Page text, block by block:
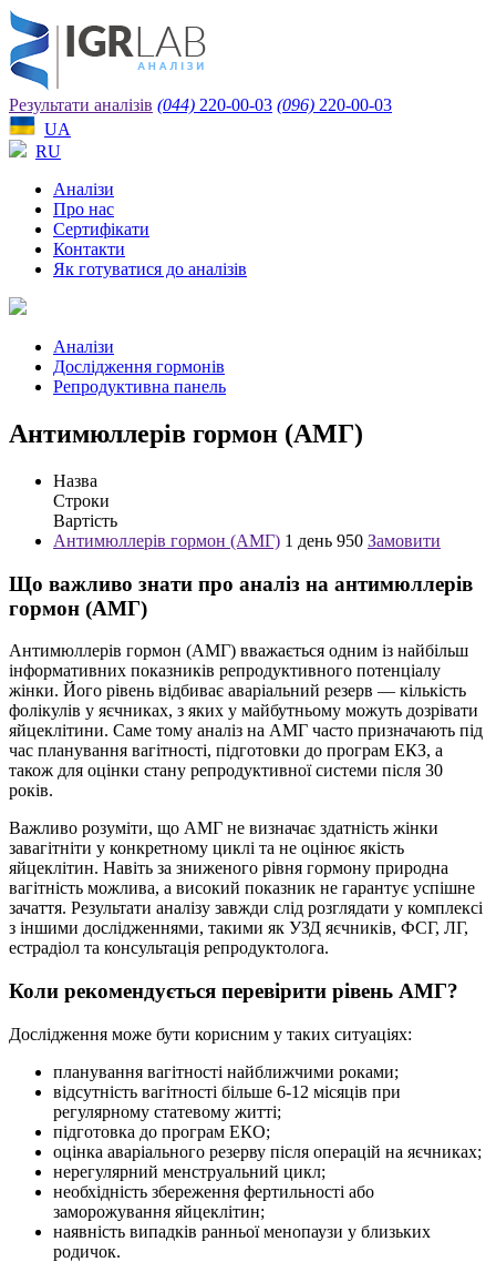
Результати аналізів (044) 220-00-03 (096) 220-00-03
UA
RU
Аналізи
Про нас
Сертифікати
Контакти
Як готуватися до аналізів
Аналізи
Дослідження гормонів
Репродуктивна панель
Антимюллерів гормон (АМГ)
Назва
Строки
Вартість
Антимюллерів гормон (АМГ) 1 день 950 Замовити
Що важливо знати про аналіз на антимюллерів
гормон (АМГ)
Антимюллерів гормон (АМГ) вважається одним із найбільш
інформативних показників репродуктивного потенціалу
жінки. Його рівень відбиває аваріальний резерв — кількість
фолікулів у яєчниках, з яких у майбутньому можуть дозрівати
яйцеклітини. Саме тому аналіз на АМГ часто призначають під
час планування вагітності, підготовки до програм ЕКЗ, а
також для оцінки стану репродуктивної системи після 30
років.
Важливо розуміти, що АМГ не визначає здатність жінки
завагітніти у конкретному циклі та не оцінює якість
яйцеклітин. Навіть за зниженого рівня гормону природна
вагітність можлива, а високий показник не гарантує успішне
зачаття. Результати аналізу завжди слід розглядати у комплексі
з іншими дослідженнями, такими як УЗД яєчників, ФСГ, ЛГ,
естрадіол та консультація репродуктолога.
Коли рекомендується перевірити рівень АМГ?
Дослідження може бути корисним у таких ситуаціях:
планування вагітності найближчими роками;
відсутність вагітності більше 6-12 місяців при
регулярному статевому житті;
підготовка до програм ЕКО;
оцінка аваріального резерву після операцій на яєчниках;
нерегулярний менструальний цикл;
необхідність збереження фертильності або
заморожування яйцеклітин;
наявність випадків ранньої менопаузи у близьких
родичок.